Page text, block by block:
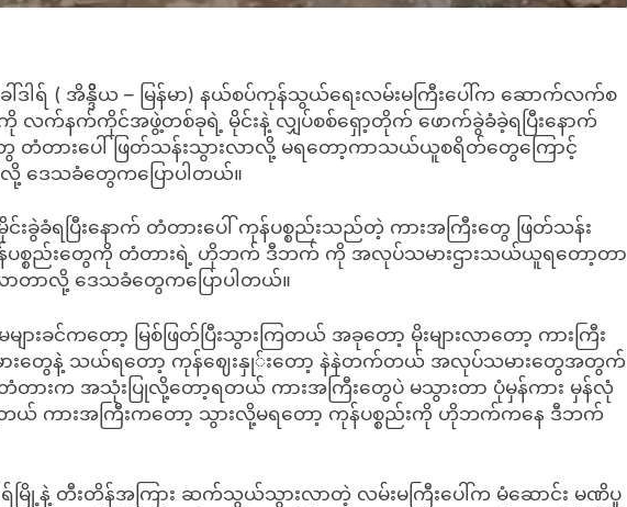
ါ်ဒါရ် ( အိန္ဒိိယ – မြန်မာ) နယ်စပ်ကုန်သွယ်ရေးလမ်းမကြီးပေါ်က ဆောက်လက်စ
လက်နက်ကိုင်အဖွဲ့တစ်ခုရဲ့ မိုင်းနဲ့ လျှပ်စစ်ရှော့တိုက် ဖောက်ခွဲခံခဲ့ရပြီးနောက်
တံတားပေါ် ဖြတ်သန်းသွားလာလို့ မရတော့ကာသယ်ယူစရိတ်တွေကြောင့်
ဒေသခံတွေကပြောပါတယ်။
းခွဲခံရပြီးနောက် တံတားပေါ် ကုန်ပစ္စည်းသည်တဲ့ ကားအကြီးတွေ ဖြတ်သန်း
န်ပစ္စည်းတွေကို တံတားရဲ့ ဟိုဘက် ဒီဘက် ကို အလုပ်သမားဌားသယ်ယူရတော့တာ
လာတာလို့ ဒေသခံတွေကပြောပါတယ်။
ားခင်ကတော့ မြစ်ဖြတ်ပြီးသွားကြတယ် အခုတော့ မိုးများလာတော့ ကားကြီး
းတွေနဲ့ သယ်ရတော့ ကုန်ဈေးနှု်းတော့ နဲနဲတက်တယ် အလုပ်သမားတွေအတွက်
တားက အသုံးပြုလို့တော့ရတယ် ကားအကြီးတွေပဲ မသွားတာ ပုံမှန်ကား မှန်လုံ
ယ် ကားအကြီးကတော့ သွားလို့မရတော့ ကုန်ပစ္စည်းကို ဟိုဘက်ကနေ ဒီဘက်
ဒါရ်မြို့နဲ့ တီးတိန်အကြား ဆက်သွယ်သွားလာတဲ့ လမ်းမကြီးပေါ်က မံဆောင်း မဏိပူ